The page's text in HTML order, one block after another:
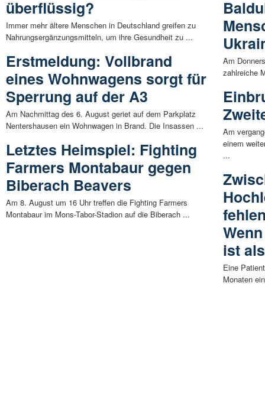
überflüssig?
Immer mehr ältere Menschen in Deutschland greifen zu
Nahrungsergänzungsmitteln, um ihre Gesundheit zu ...
Erstmeldung: Vollbrand
eines Wohnwagens sorgt für
Sperrung auf der A3
Am Nachmittag des 6. August geriet auf dem Parkplatz
Nentershausen ein Wohnwagen in Brand. Die Insassen ...
Letztes Heimspiel: Fighting
Farmers Montabaur gegen
Biberach Beavers
Am 8. August um 16 Uhr treffen die Fighting Farmers
Montabaur im Mons-Tabor-Stadion auf die Biberach ...
Am
zahlreiche
Am
einem
...
ist
Eine
Monaten